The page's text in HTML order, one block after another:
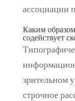
ассоциации
Каким
содействует
зрительном
строчное